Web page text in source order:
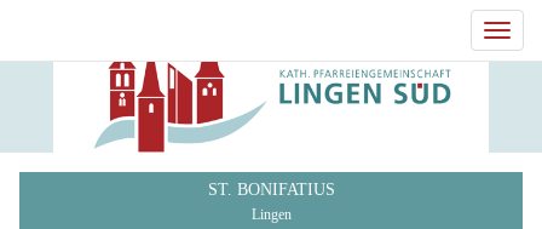
ST. BONIFATIUS
Lingen